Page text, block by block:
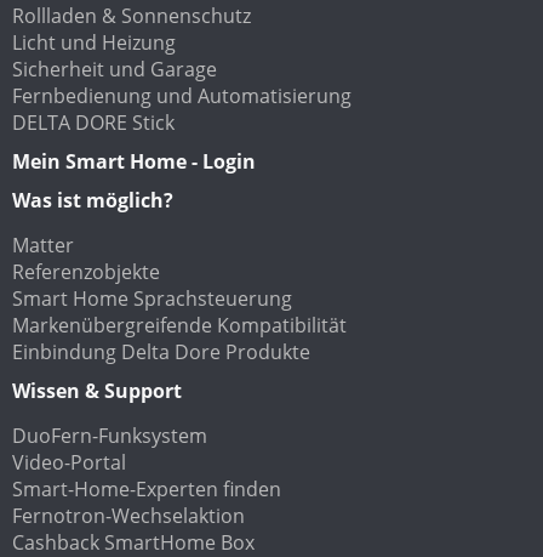
Rollladen & Sonnenschutz
Licht und Heizung
Sicherheit und Garage
Fernbedienung und Automatisierung
DELTA DORE Stick
Mein Smart Home - Login
Was ist möglich?
Matter
Referenzobjekte
Smart Home Sprachsteuerung
Markenübergreifende Kompatibilität
Einbindung Delta Dore Produkte
Wissen & Support
DuoFern-Funksystem
Video-Portal
Smart-Home-Experten finden
Fernotron-Wechselaktion
Cashback SmartHome Box